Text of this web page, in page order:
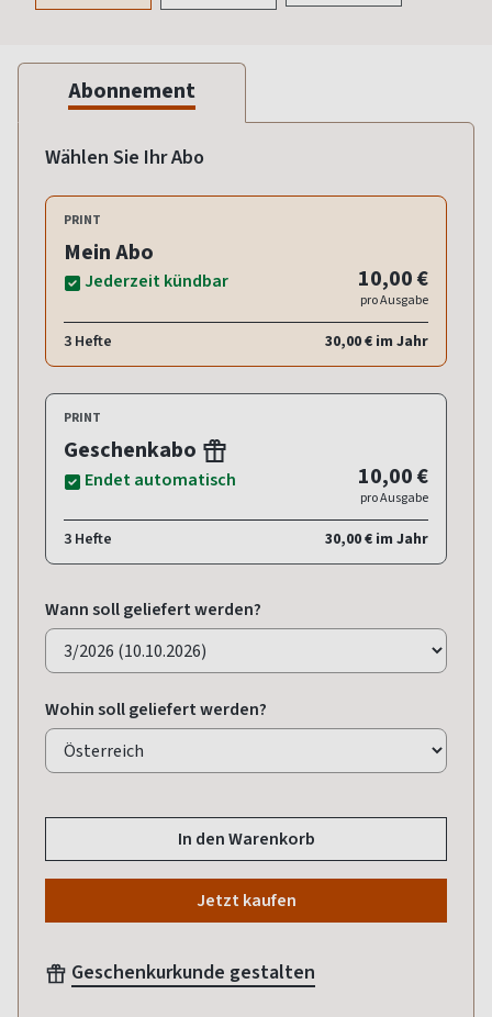
Abonnement
Wählen Sie Ihr Abo
PRINT
Mein Abo
Jederzeit kündbar 10,00 €
pro Ausgabe
3 Hefte 30,00 € im Jahr
PRINT
Geschenkabo
Endet automatisch 10,00 €
pro Ausgabe
3 Hefte 30,00 € im Jahr
Wann soll geliefert werden?
Wohin soll geliefert werden?
In den Warenkorb
Jetzt kaufen
Geschenkurkunde gestalten